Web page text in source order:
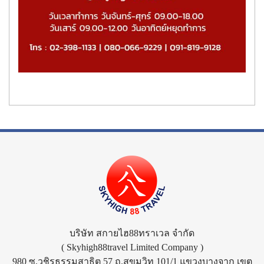
บริษัท สกายไฮ88ทราเวล จำกัด
( Skyhigh88travel Limited Company )
980 ซ.วชิรธรรมสาธิต 57 ถ.สุขุมวิท 101/1 แขวงบางจาก เขต